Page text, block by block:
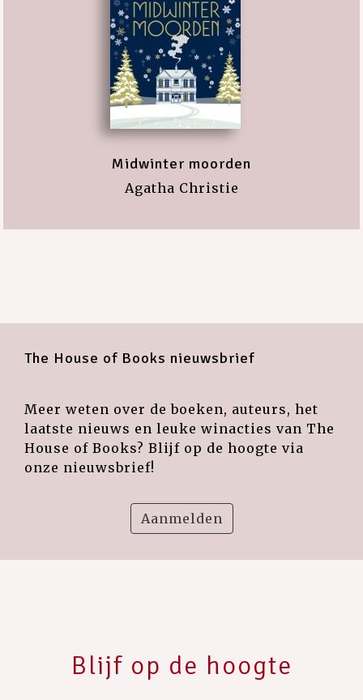
Midwinter moorden
Agatha Christie
The House of Books nieuwsbrief
Meer weten over de boeken, auteurs, het
laatste nieuws en leuke winacties van The
House of Books? Blijf op de hoogte via
onze nieuwsbrief!
Aanmelden
Blijf op de hoogte